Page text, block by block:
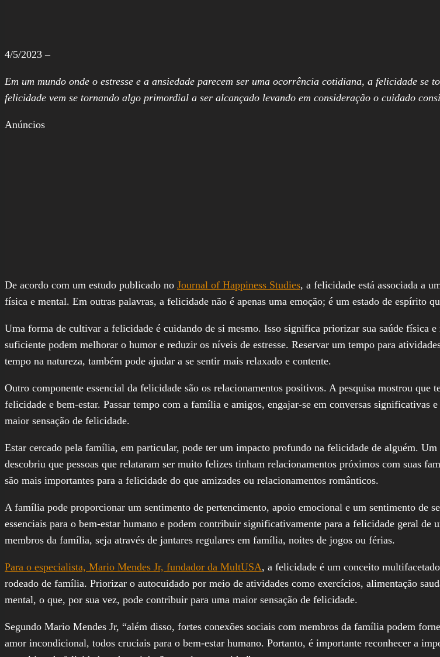
4/5/2023 –
Em um mundo onde o estresse e a ansiedade parecem ser uma ocorrência cotidiana, a felicidade se
felicidade vem se tornando algo primordial a ser alcançado levando em consideração o cuidado
Anúncios
De acordo com um estudo publicado no Journal of Happiness Studies, a felicidade está associada a
física e mental. Em outras palavras, a felicidade não é apenas uma emoção; é um estado de espírito
Uma forma de cultivar a felicidade é cuidando de si mesmo. Isso significa priorizar sua saúde física
suficiente podem melhorar o humor e reduzir os níveis de estresse. Reservar um tempo para
tempo na natureza, também pode ajudar a se sentir mais relaxado e contente.
Outro componente essencial da felicidade são os relacionamentos positivos. A pesquisa mostrou que
felicidade e bem-estar. Passar tempo com a família e amigos, engajar-se em conversas significativas
maior sensação de felicidade.
Estar cercado pela família, em particular, pode ter um impacto profundo na felicidade de alguém. Um
descobriu que pessoas que relataram ser muito felizes tinham relacionamentos próximos com suas
são mais importantes para a felicidade do que amizades ou relacionamentos românticos.
A família pode proporcionar um sentimento de pertencimento, apoio emocional e um sentimento de
essenciais para o bem-estar humano e podem contribuir significativamente para a felicidade geral de
membros da família, seja através de jantares regulares em família, noites de jogos ou férias.
Para o especialista, Mario Mendes Jr, fundador da MultUSA, a felicidade é um conceito
rodeado de família. Priorizar o autocuidado por meio de atividades como exercícios, alimentação
mental, o que, por sua vez, pode contribuir para uma maior sensação de felicidade.
Segundo Mario Mendes Jr, “além disso, fortes conexões sociais com membros da família podem
amor incondicional, todos cruciais para o bem-estar humano. Portanto, é importante reconhecer a